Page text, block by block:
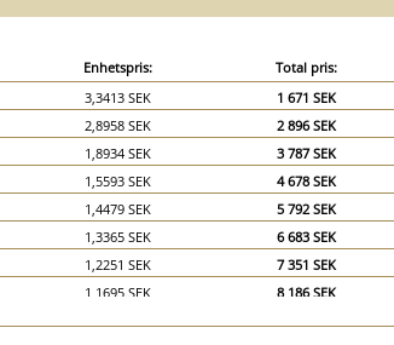
Enhetspris:
Total pris:
3,3413 SEK
1 671 SEK
2,8958 SEK
2 896 SEK
1,8934 SEK
3 787 SEK
1,5593 SEK
4 678 SEK
1,4479 SEK
5 792 SEK
1,3365 SEK
6 683 SEK
1,2251 SEK
7 351 SEK
1,1695 SEK
8 186 SEK